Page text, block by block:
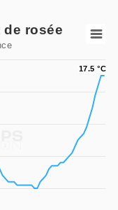
de rosée
(°C). Data
de rosée
17.5 °C
17.5 °C